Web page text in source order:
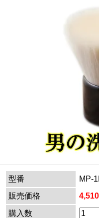
型番
MP-
販売価格
購入数